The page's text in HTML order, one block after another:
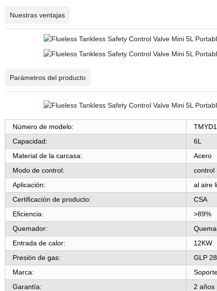
Nuestras ventajas
Parámetros del producto
Número de modelo:
Capacidad:
6L
Material de la carcasa:
Acero
Modo de control:
control
Aplicación:
al aire
Certificación de producto:
CSA
Eficiencia:
>89%
Quemador:
Entrada de calor:
12KW
Presión de gas:
GLP
Marca:
Garantía:
2 años